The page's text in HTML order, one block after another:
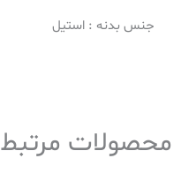
جنس بدنه : استیل
محصولات مرتبط